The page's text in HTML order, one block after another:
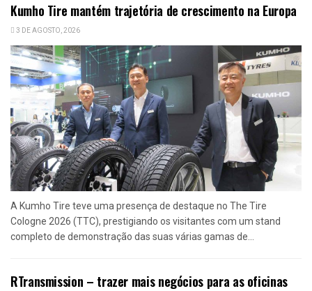
Kumho Tire mantém trajetória de crescimento na Europa
3 DE AGOSTO, 2026
A Kumho Tire teve uma presença de destaque no The Tire
Cologne 2026 (TTC), prestigiando os visitantes com um stand
completo de demonstração das suas várias gamas de...
RTransmission – trazer mais negócios para as oficinas